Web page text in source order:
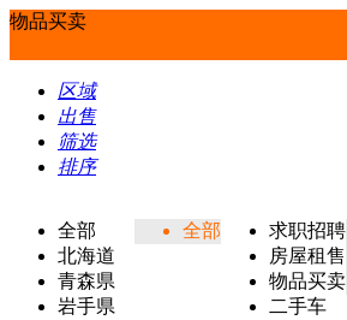
物品买卖
区域
出售
筛选
排序
全部
北海道
青森県
岩手県
全部
求职招聘
房屋租售
物品买卖
二手车